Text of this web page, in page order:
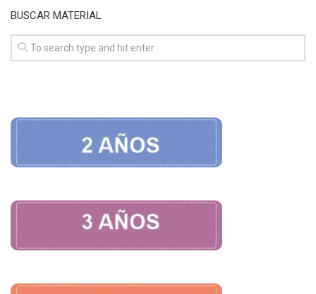
BUSCAR MATERIAL